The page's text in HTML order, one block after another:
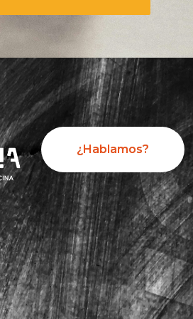
¿Hablamos?